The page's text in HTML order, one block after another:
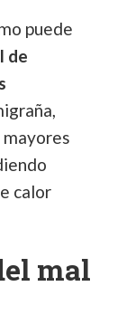
puede
de
mayores
calor
mal